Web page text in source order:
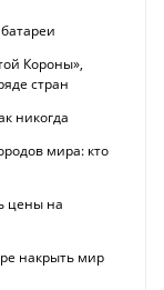
Короны»,
стран
никогда
мира: кто
цены на
накрыть мир